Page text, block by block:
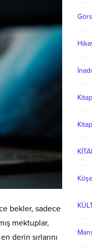
bekler, sadece
mektuplar,
derin sırlarını